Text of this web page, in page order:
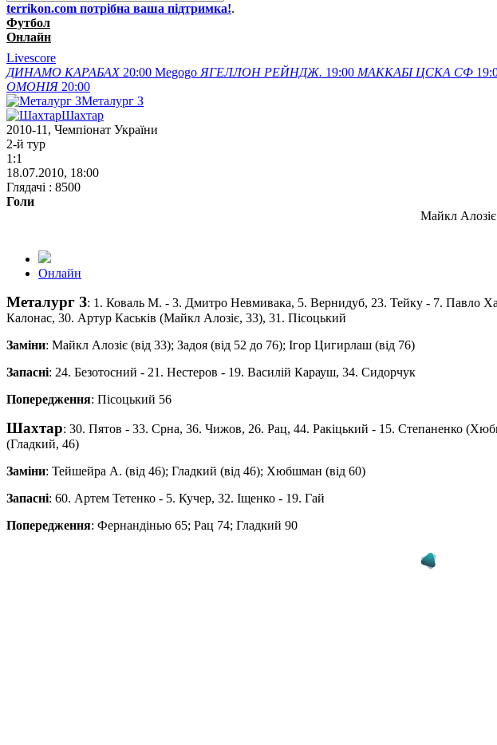
terrikon.com потрібна ваша підтримка!.
Футбол
Онлайн
Livescore
ДИНАМО КАРАБАХ 20:00 Megogo ЯГЕЛЛОН РЕЙНДЖ. 19:00 МАККАБІ ЦСКА СФ
ОМОНІЯ 20:00
Металург З
Шахтар
2010-11, Чемпіонат України
2-й тур
1:1
18.07.2010, 18:00
Глядачі : 8500
Голи
Майкл
Онлайн
Металург З: 1. Коваль М. - 3. Дмитрo Невмивака, 5. Вернидуб, 23. Тейку - 7. Павлo
Калонас, 30. Артур Каськiв (Майкл Алозiє, 33), 31. Пiсоцький
Заміни: Майкл Алозiє (від 33); Задоя (від 52 до 76); Iгор Цигирлаш (від 76)
Запасні: 24. Безотосний - 21. Нестеров - 19. Василiй Карауш, 34. Сидорчук
Попередження: Пiсоцький 56
Шахтар: 30. Пятов - 33. Срна, 36. Чижов, 26. Рац, 44. Ракіцький - 15. Степаненко
(Гладкий, 46)
Заміни: Тейшейра А. (від 46); Гладкий (від 46); Хюбшман (від 60)
Запасні: 60. Артем Тетенко - 5. Кучер, 32. Іщенко - 19. Гай
Попередження: Фернандінью 65; Рац 74; Гладкий 90